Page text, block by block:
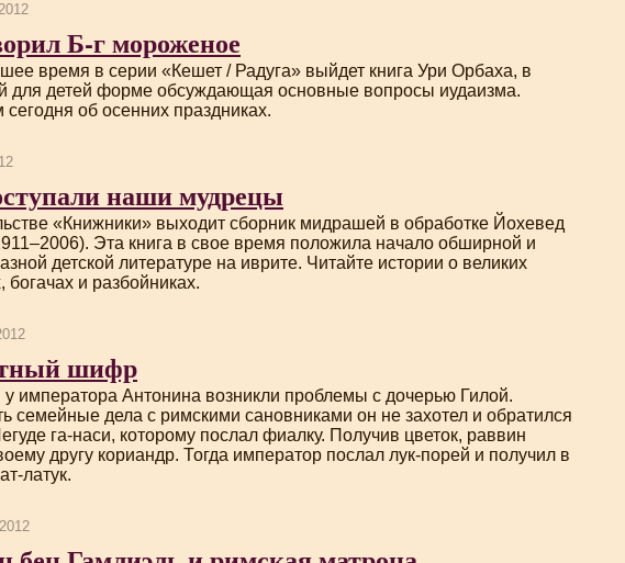
Б-г мороженое
время в серии «Кешет / Радуга» выйдет книга Ури Орбаха, в
для детей форме обсуждающая основные вопросы иудаизма.
сегодня об осенних праздниках.
наши мудрецы
«Книжники» выходит сборник мидрашей в обработке Йохевед
Эта книга в свое время положила начало обширной и
детской литературе на иврите. Читайте истории о великих
богачах и разбойниках.
шифр
императора Антонина возникли проблемы с дочерью Гилой.
семейные дела с римскими сановниками он не захотел и обратился
га-наси, которому послал фиалку. Получив цветок, раввин
другу кориандр. Тогда император послал лук-порей и получил в
латук.